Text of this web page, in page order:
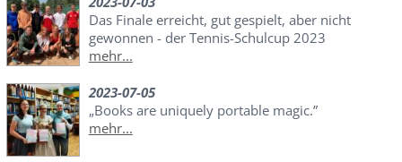
Das Finale erreicht, gut gespielt, aber nicht
gewonnen - der Tennis-Schulcup 2023
mehr...
2023-07-05
„Books are uniquely portable magic.”
mehr...